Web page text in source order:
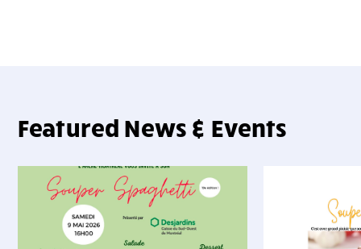
Featured News & Events